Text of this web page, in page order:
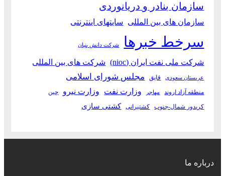
سازمان بنادر و دریانوردی
سازمان های بین المللی سایتهای اینترنتی
سرخط خبرها شرکت دانش بنیان
شرکت ملی نفت ایران (nioc) شرکت های بین المللی
عربستان سعودی قایق مجلس شورای اسلامی
منطقه آزاد اروند مهاجر وزارت نفت وزارت نیرو چین
کریدور شمال-جنوب کشتیرانی کشتی سازی
درباره ما